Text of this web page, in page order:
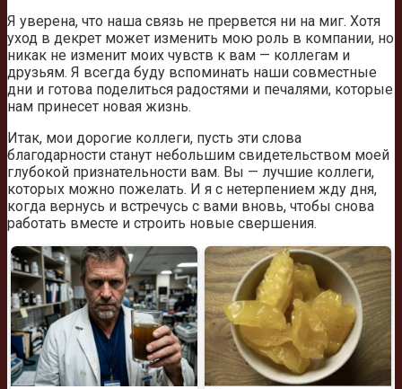
Я уверена, что наша связь не прервется ни на миг. Хотя
уход в декрет может изменить мою роль в компании, но
никак не изменит моих чувств к вам — коллегам и
друзьям. Я всегда буду вспоминать наши совместные
дни и готова поделиться радостями и печалями, которые
нам принесет новая жизнь.
Итак, мои дорогие коллеги, пусть эти слова
благодарности станут небольшим свидетельством моей
глубокой признательности вам. Вы — лучшие коллеги,
которых можно пожелать. И я с нетерпением жду дня,
когда вернусь и встречусь с вами вновь, чтобы снова
работать вместе и строить новые свершения.